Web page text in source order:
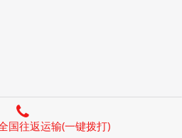
国往返运输(一键拨打)